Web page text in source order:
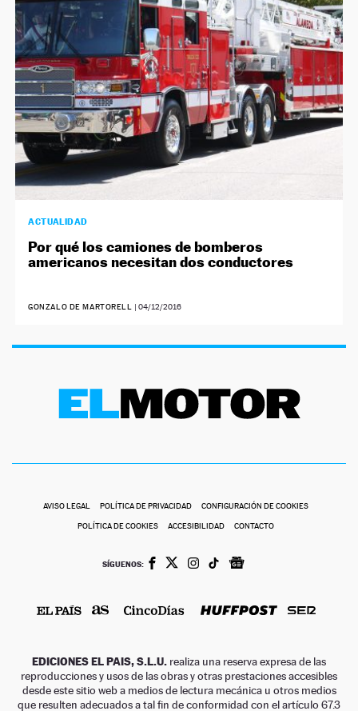
ACTUALIDAD
Por qué los camiones de bomberos
americanos necesitan dos conductores
GONZALO DE MARTORELL | 04/12/2016
AVISO LEGAL POLÍTICA DE PRIVACIDAD CONFIGURACIÓN DE COOKIES
POLÍTICA DE COOKIES ACCESIBILIDAD CONTACTO
SÍGUENOS:
EDICIONES EL PAIS, S.L.U. realiza una reserva expresa de las
reproducciones y usos de las obras y otras prestaciones accesibles
desde este sitio web a medios de lectura mecánica u otros medios
que resulten adecuados a tal fin de conformidad con el artículo 67.3